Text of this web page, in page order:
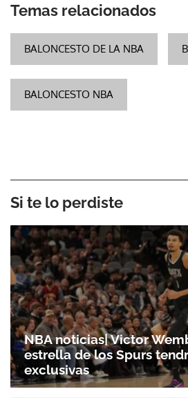
Temas relacionados
BALONCESTO DE LA NBA
BALONCESTO NBA
Si te lo perdiste
NBA noticias| Victor
estrella de los Spurs
exclusivas